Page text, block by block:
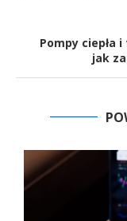
Pompy ciepła
jak